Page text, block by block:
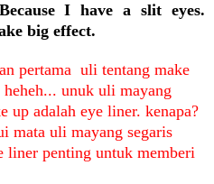
I have a slit eyes.
big effect.
pertama uli tentang make
unuk uli mayang
up adalah eye liner. kenapa?
mata uli mayang segaris
liner penting untuk memberi